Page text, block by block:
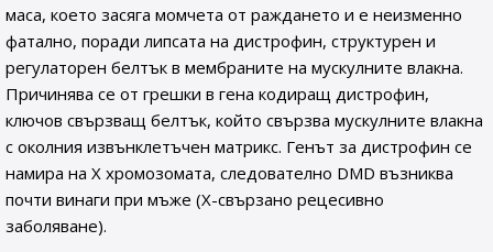
маса, което засяга момчета от раждането и е неизменно
фатално, поради липсата на дистрофин, структурен и
регулаторен белтък в мембраните на мускулните влакна.
Причинява се от грешки в гена кодиращ дистрофин,
ключов свързващ белтък, който свързва мускулните влакна
с околния извънклетъчен матрикс. Генът за дистрофин се
намира на Х хромозомата, следователно DMD възниква
почти винаги при мъже (Х-свързано рецесивно
заболяване).